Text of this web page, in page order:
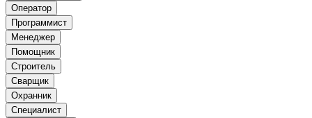
Оператор
Программист
Менеджер
Помощник
Строитель
Сварщик
Охранник
Специалист